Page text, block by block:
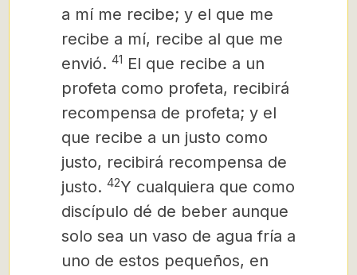
a mí me recibe; y el que me
recibe a mí, recibe al que me
envió. 41 El que recibe a un
profeta como profeta, recibirá
recompensa de profeta; y el
que recibe a un justo como
justo, recibirá recompensa de
justo. 42Y cualquiera que como
discípulo dé de beber aunque
solo sea un vaso de agua fría a
uno de estos pequeños, en